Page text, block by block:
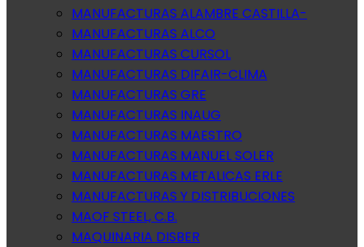
MANUFACTURAS ALAMBRE CASTILLA-
MANUFACTURAS ALCO
MANUFACTURAS CURSOL
MANUFACTURAS DIFAIR-CLIMA
MANUFACTURAS GRE
MANUFACTURAS INAUG
MANUFACTURAS MAESTRO
MANUFACTURAS MANUEL SOLER
MANUFACTURAS METALICAS ERLE
MANUFACTURAS Y DISTRIBUCIONES
MAOF STEEL, C.B.
MAQUINARIA DISBER